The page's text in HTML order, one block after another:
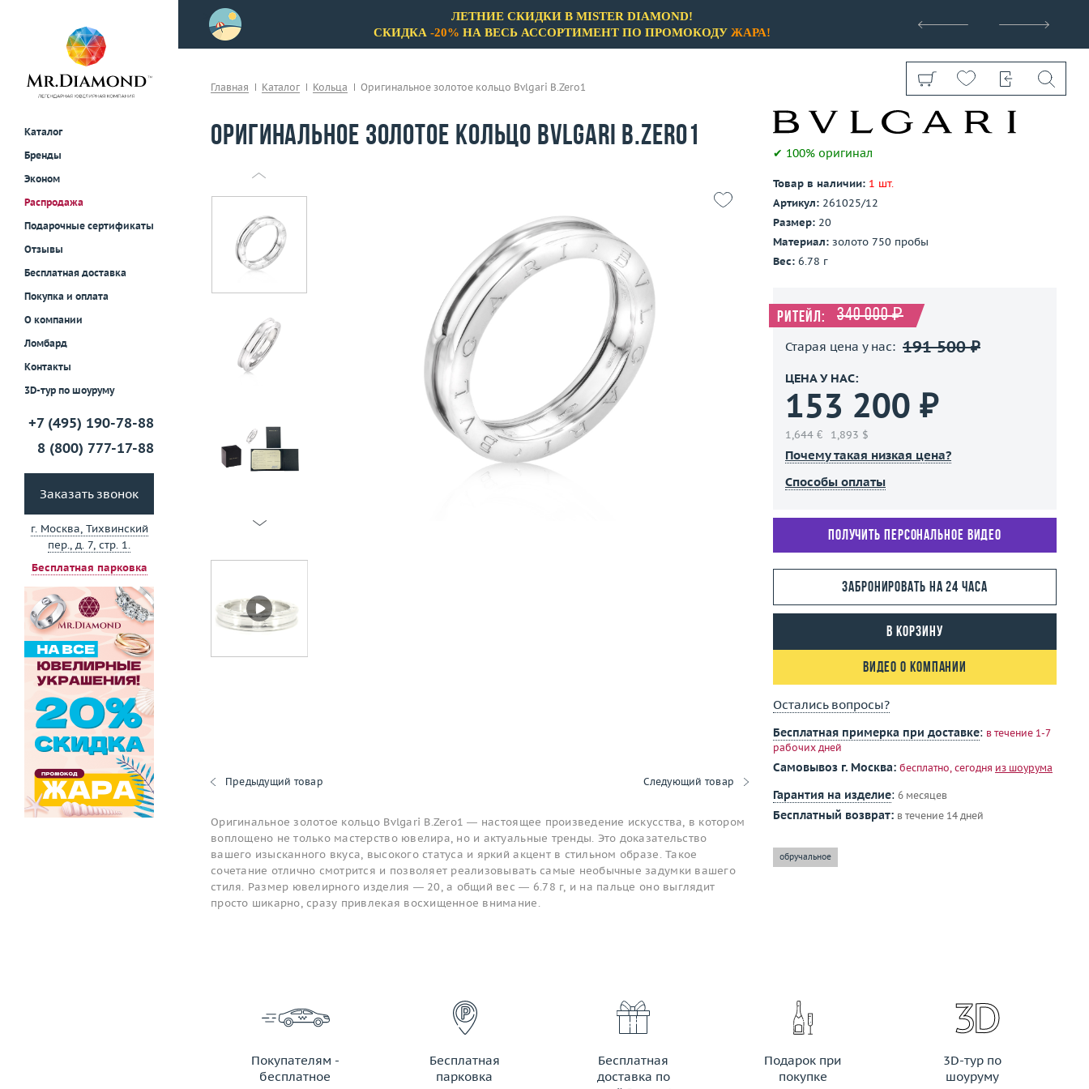
Каталог
Бренды
Эконом
Распродажа
Подарочные сертификаты
Отзывы
Бесплатная доставка
Покупка и оплата
О компании
Ломбард
Контакты
3D-тур по шоуруму
+7 (495) 190-78-88
8 (800) 777-17-88
Заказать звонок
г. Москва, Тихвинский
пер., д. 7, стр. 1.
Бесплатная парковка
примерки!
ЛЕТНИЕ СКИДКИ В MISTER DIAMOND!
СКИДКА -20% НА ВЕСЬ АССОРТИМЕНТ ПО ПРОМОКОДУ ЖАРА!
Показать все
Главная Каталог Кольца Оригинальное золотое кольцо Bvlgari B.Zero1
Оригинальное золотое кольцо Bvlgari B.Zero1
Предыдущий товар Следующий товар
Оригинальное золотое кольцо Bvlgari B.Zero1 — настоящее произведение искусства, в котором
воплощено не только мастерство ювелира, но и актуальные тренды. Это доказательство
вашего изысканного вкуса, высокого статуса и яркий акцент в стильном образе. Такое
сочетание отлично смотрится и позволяет реализовывать самые необычные задумки вашего
стиля. Размер ювелирного изделия — 20, а общий вес — 6.78 г, и на пальце оно выглядит
просто шикарно, сразу привлекая восхищенное внимание.
✔ 100% оригинал
Товар в наличии: 1 шт.
Артикул: 261025/12
Размер: 20
Материал: золото 750 пробы
Вес: 6.78 г
Ритейл: 340 000 ₽
Старая цена у нас: 191 500 ₽
ЦЕНА У НАС:
153 200 ₽
1,644 € 1,893 $
Почему такая низкая цена?
Способы оплаты
Получить персональное видео
Забронировать на 24 часа
В корзину
Видео о компании
Остались вопросы?
Бесплатная примерка при доставке: в течение 1-7
рабочих дней
Самовывоз г. Москва: бесплатно, сегодня из шоурума
Гарантия на изделие: 6 месяцев
Бесплатный возврат: в течение 14 дней
обручальное
Покупателям -
бесплатное
Бесплатная
парковка
Бесплатная
доставка по
Подарок при
покупке
3D-тур по
шоуруму